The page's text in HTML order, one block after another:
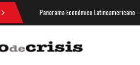
Panorama Económico Latinoamericano